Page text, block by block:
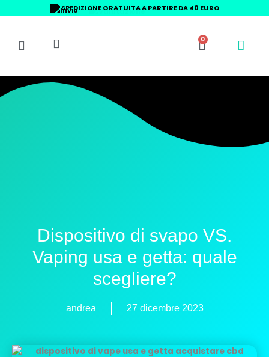
al
9/10 VALUTAZIONE
0
Carrello
Dispositivo di svapo VS.
Vaping usa e getta: quale
scegliere?
andrea 27 dicembre 2023